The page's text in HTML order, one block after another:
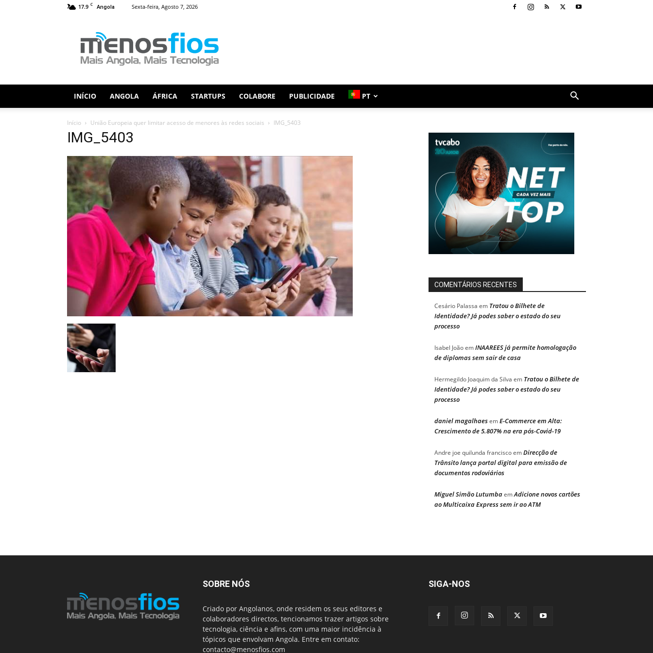
17.9 C Angola Sexta-feira, Agosto 7, 2026
Fios
INÍCIO ANGOLA ÁFRICA STARTUPS COLABORE PUBLICIDADE PT
Início União Europeia quer limitar acesso de menores às redes sociais IMG_5403
IMG_5403
COMENTÁRIOS RECENTES
Cesário Palassa em Tratou o Bilhete de
Identidade? Já podes saber o estado do seu
processo
Isabel JoãoemINAAREES já permite homologação
de diplomas sem sair de casa
Hermegildo Joaquim da Silva em Tratou o Bilhete de
Identidade? Já podes saber o estado do seu
processo
daniel magalhaesemE-Commerce em Alta:
Crescimento de 5.807% na era pós-Covid-19
Andre joe quilunda franciscoemDirecção de
Trânsito lança portal digital para emissão de
documentos rodoviários
Miguel Simão LutumbaemAdicione novos cartões
ao Multicaixa Express sem ir ao ATM
SOBRE NÓS
Criado por Angolanos, onde residem os seus editores e
colaboradores directos, tencionamos trazer artigos sobre
tecnologia, ciência e afins, com uma maior incidência à
tópicos que envolvam Angola. Entre em contato:
contacto@menosfios.com
SIGA-NOS